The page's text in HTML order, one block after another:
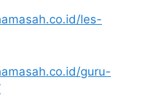
les-
guru-